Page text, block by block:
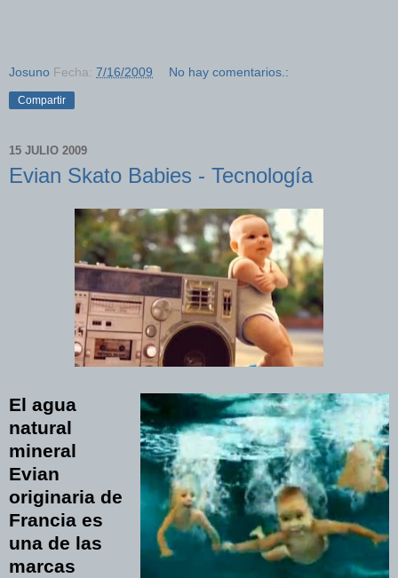
Josuno Fecha: 7/16/2009 No hay comentarios.:
Compartir
15 JULIO 2009
Evian Skato Babies - Tecnología
El agua
natural
mineral
Evian
originaria de
Francia es
una de las
marcas